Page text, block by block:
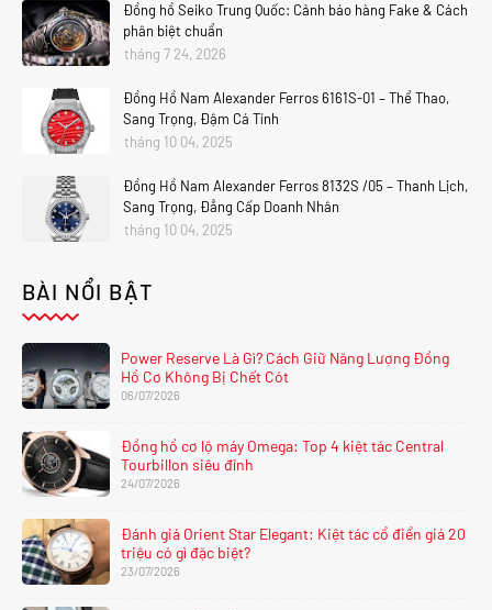
Đồng hồ Seiko Trung Quốc: Cảnh báo hàng Fake & Cách
phân biệt chuẩn
tháng 7 24, 2026
Đồng Hồ Nam Alexander Ferros 6161S-01 – Thể Thao,
Sang Trọng, Đậm Cá Tính
tháng 10 04, 2025
Đồng Hồ Nam Alexander Ferros 8132S /05 – Thanh Lịch,
Sang Trọng, Đẳng Cấp Doanh Nhân
tháng 10 04, 2025
BÀI NỔI BẬT
Power Reserve Là Gì? Cách Giữ Năng Lượng Đồng
Hồ Cơ Không Bị Chết Cót
06/07/2026
Đồng hồ cơ lộ máy Omega: Top 4 kiệt tác Central
Tourbillon siêu đỉnh
24/07/2026
Đánh giá Orient Star Elegant: Kiệt tác cổ điển giá 20
triệu có gì đặc biệt?
23/07/2026